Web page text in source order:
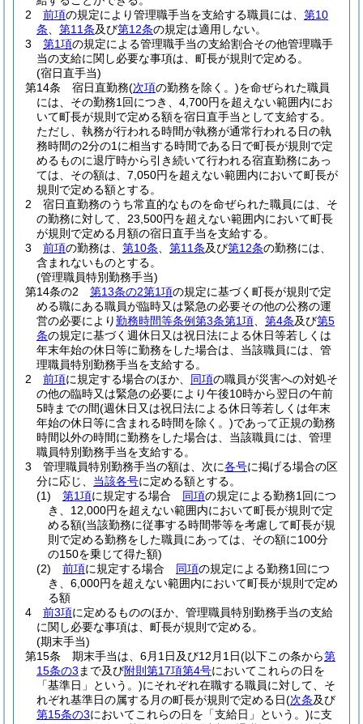
2
前項の規定により管理職手当を支給する職員には、 第10
条
第11条及び第12条の規定は適用しない。
3
第1項の規定による管理職手当の支給割合その他管理職手
当の支給に関し必要な事項は、町長が規則で定める。
(宿日直手当)
第14条
宿日直勤務(次項の勤務を除く。)を命ぜられた職員
には、その勤務1回につき、4,700円を超えない範囲内にお
いて町長が規則で定める額を宿日直手当として支給する。
ただし、執務が行われる時間が執務が通常行われる日の執
務時間の2分の1に相当する時間である日で町長が規則で定
めるものに退庁時から引き続いて行われる宿直勤務にあっ
ては、その額は、7,050円を超えない範囲内において町長が
規則で定める額とする。
2
宿日直勤務のうち常直的なものを命ぜられた職員には、そ
の勤務に対して、23,500円を超えない範囲内において町長
が規則で定める月額の宿日直手当を支給する。
3
前項の勤務は、 第10条 第11条及び第12条の勤務には、
含まれないものとする。
(管理職員特別勤務手当)
第14条の2
第13条の2第1項の規定に基づく町長が規則で定
める職にある職員が臨時又は緊急の必要その他の公務の運
営の必要により勤務時間等条例第3条第1項 第4条及び第5
条の規定に基づく週休日又は祝日法による休日等若しくは
年末年始の休日等に勤務をした場合は、当該職員には、管
理職員特別勤務手当を支給する。
2
前項に規定する場合のほか、 同項の職員が災害への対処そ
の他の臨時又は緊急の必要により午後10時から翌日の午前
5時までの間(週休日又は祝日法による休日等若しくは年末
年始の休日等に含まれる時間を除く。)であって正規の勤務
時間以外の時間に勤務をした場合は、当該職員には、管理
職員特別勤務手当を支給する。
3
管理職員特別勤務手当の額は、次に各号に掲げる場合の区
分に応じ、 当該各号に定める額とする。
(1)
第1項に規定する場合 同項の規定による勤務1回につ
き、12,000円を超えない範囲内において町長が規則で定
める額(当該勤務に従事する時間帯等を考慮して町長が規
則で定める勤務をした職員にあっては、その額に100分
の150を乗じて得た額)
(2)
前項に規定する場合 同項の規定による勤務1回につ
き、6,000円を超えない範囲内において町長が規則で定め
る額
4
前3項に定めるもののほか、管理職員特別勤務手当の支給
に関し必要な事項は、町長が規則で定める。
(期末手当)
第15条
期末手当は、6月1日及び12月1日(以下この条から第
15条の3 まで及び附則第17項第4号においてこれらの日を
「基準日」という。)にそれぞれ在職する職員に対して、そ
れぞれ基準日の属する月の町長が規則で定める日(次条及び
第15条の3においてこれらの日を「支給日」という。)に支